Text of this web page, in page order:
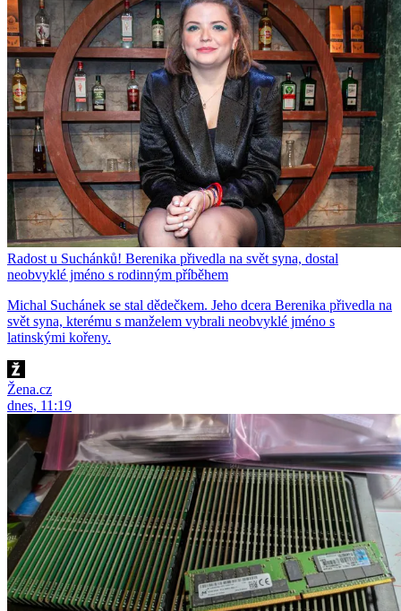
Radost u Suchánků! Berenika přivedla na svět syna, dostal
neobvyklé jméno s rodinným příběhem
Michal Suchánek se stal dědečkem. Jeho dcera Berenika přivedla na
svět syna, kterému s manželem vybrali neobvyklé jméno s
latinskými kořeny.
Žena.cz
dnes, 11:19